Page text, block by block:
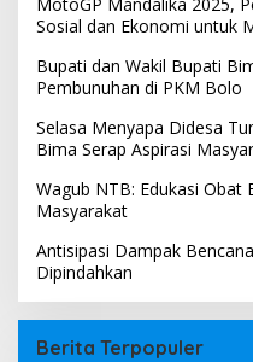
Sosial dan Ekonomi untuk
Bupati dan Wakil Bupati
Pembunuhan di PKM Bolo
Selasa Menyapa Didesa
Bima Serap Aspirasi
Wagub NTB: Edukasi
Masyarakat
Antisipasi Dampak
Dipindahkan
Berita Terpopuler